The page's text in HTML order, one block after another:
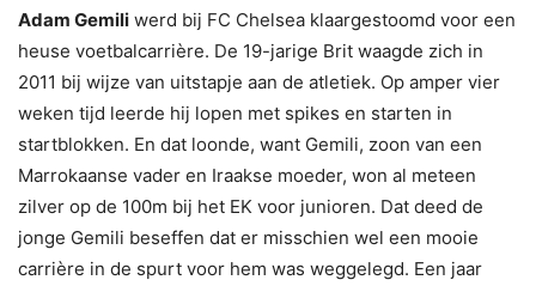
Adam Gemili werd bij FC Chelsea klaargestoomd voor een
heuse voetbalcarrière. De 19-jarige Brit waagde zich in
2011 bij wijze van uitstapje aan de atletiek. Op amper vier
weken tijd leerde hij lopen met spikes en starten in
startblokken. En dat loonde, want Gemili, zoon van een
Marrokaanse vader en Iraakse moeder, won al meteen
zilver op de 100m bij het EK voor junioren. Dat deed de
jonge Gemili beseffen dat er misschien wel een mooie
carrière in de spurt voor hem was weggelegd. Een jaar